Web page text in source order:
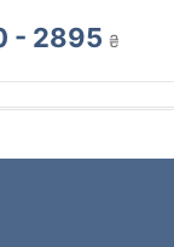
- 2895 ₴